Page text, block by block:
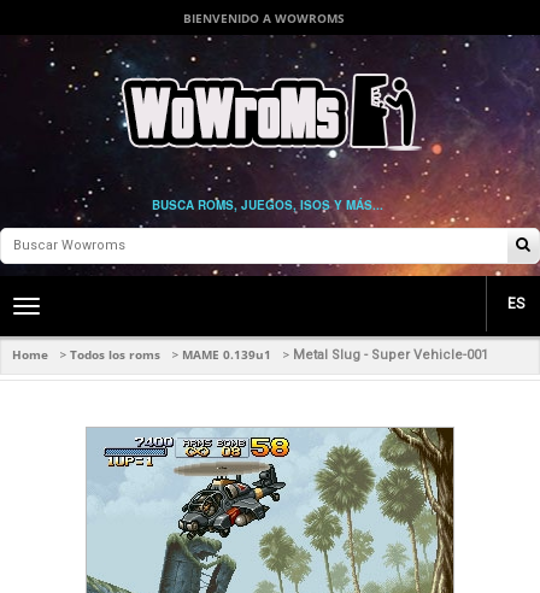
BIENVENIDO A WOWROMS
BUSCA ROMS, JUEGOS, ISOS Y MÁS...
Toggle
navigation
ES
Home > Todos los roms > MAME 0.139u1 > Metal Slug - Super Vehicle-001